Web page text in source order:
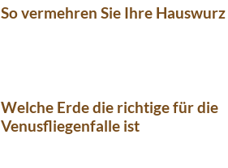
So vermehren Sie Ihre Hauswurz
Welche Erde die richtige für die
Venusfliegenfalle ist